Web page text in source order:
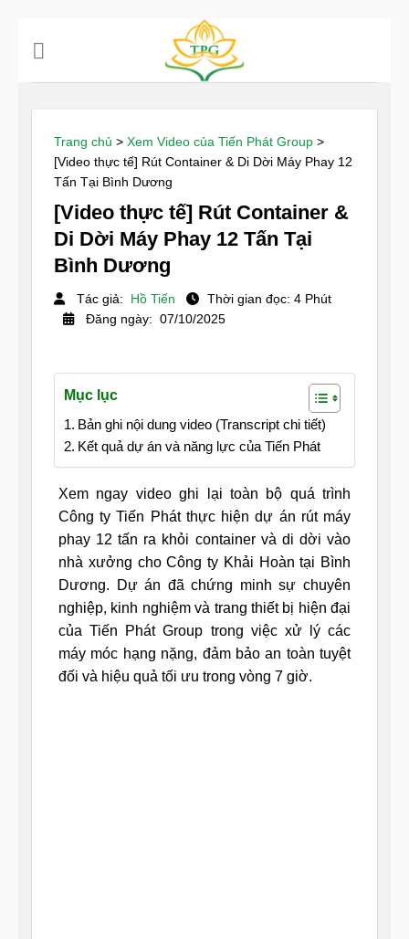
Trang chủ > Xem Video của Tiến Phát Group >
[Video thực tế] Rút Container & Di Dời Máy Phay 12
Tấn Tại Bình Dương
[Video thực tế] Rút Container &
Di Dời Máy Phay 12 Tấn Tại
Bình Dương
Tác giả: Hồ Tiến
Thời gian đọc: 4 Phút
Đăng ngày: 07/10/2025
Mục lục
Bản ghi nội dung video (Transcript chi tiết)
Kết quả dự án và năng lực của Tiến Phát
Xem ngay video ghi lại toàn bộ quá trình
Công ty Tiến Phát thực hiện dự án rút máy
phay 12 tấn ra khỏi container và di dời vào
nhà xưởng cho Công ty Khải Hoàn tại Bình
Dương. Dự án đã chứng minh sự chuyên
nghiệp, kinh nghiệm và trang thiết bị hiện đại
của Tiến Phát Group trong việc xử lý các
máy móc hạng nặng, đảm bảo an toàn tuyệt
đối và hiệu quả tối ưu trong vòng 7 giờ.